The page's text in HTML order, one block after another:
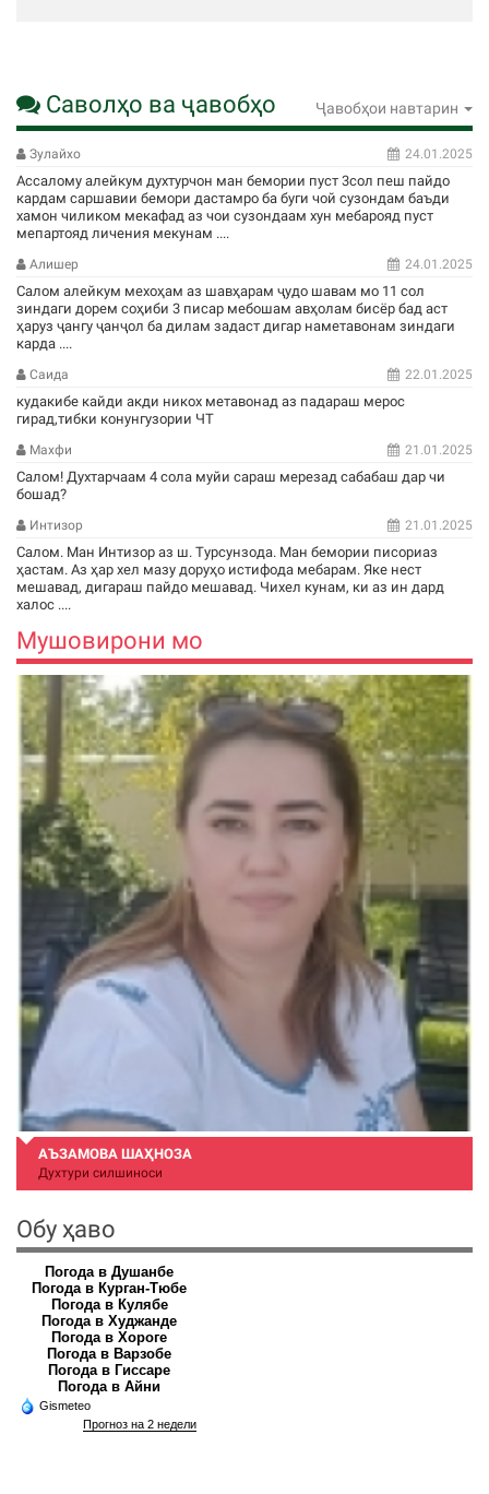
Саволҳо ва ҷавобҳо Ҷавобҳои навтарин
Зулайхо 24.01.2025
Ассалому алейкум духтурчон ман бемории пуст 3сол пеш пайдо
кардам саршавии бемори дастамро ба буги чой сузондам баъди
хамон чиликом мекафад аз чои сузондаам хун мебарояд пуст
мепартояд личения мекунам ....
Алишер 24.01.2025
Салом алейкум мехоҳам аз шавҳарам ҷудо шавам мо 11 сол
зиндаги дорем соҳиби 3 писар мебошам авҳолам бисёр бад аст
ҳаруз ҷангу ҷанҷол ба дилам задаст дигар наметавонам зиндаги
карда ....
Саида 22.01.2025
кудакибе кайди акди никох метавонад аз падараш мерос
гирад,тибки конунгузории ЧТ
Махфи 21.01.2025
Салом! Духтарчаам 4 сола муйи сараш мерезад сабабаш дар чи
бошад?
Интизор 21.01.2025
Салом. Ман Интизор аз ш. Турсунзода. Ман бемории писориаз
ҳастам. Аз ҳар хел мазу доруҳо истифода мебарам. Яке нест
мешавад, дигараш пайдо мешавад. Чихел кунам, ки аз ин дард
халос ....
Мушовирони мо
АЪЗАМОВА ШАҲНОЗА
Духтури силшиноси
Обу ҳаво
Погода в Душанбе
Погода в Курган-Тюбе
Погода в Кулябе
Погода в Худжанде
Погода в Хороге
Погода в Варзобе
Погода в Гиссаре
Погода в Айни
Gismeteo
Прогноз на 2 недели